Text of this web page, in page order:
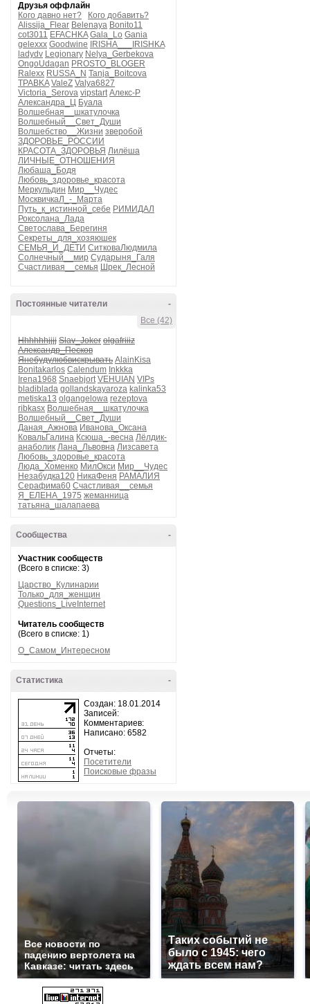
Друзья оффлайн
Кого давно нет?
Кого добавить?
Alissija_Flear Belenaya Bonito11
cot3011 EFACHKA Gala_Lo Gania
gelexxx Goodwine
IRISHA___IRISHKA
ladydv Legionary Nelya_Gerbekova
OngoUdagan PROSTO_BLOGER
Ralexx RUSSA_N Tanja_Boitcova
TPABKA ValeZ Valya6827
Victoria_Serova vipstart Алекс-Р
Александра_Ц Буала
Волшебная__шкатулочка
Волшебный__Свет_Души
Волшебство__Жизни зверобой
ЗДОРОВЬЕ_РОССИИ
КРАСОТА_ЗДОРОВЬЯ Лилёша
ЛИЧНЫЕ_ОТНОШЕНИЯ
Любаша_Бодя
Любовь_здоровье_красота
Меркульдин Мир__Чудес
МосквичкаЛ_-_Марта
Путь_к_истинной_себе РИМИДАЛ
Роксолана_Лада
Светослава_Берегиня
Секреты_для_хозяюшек
СЕМЬЯ_И_ДЕТИ СитковаЛюдмила
Солнечный__мир Сударыня_Галя
Счастливая__семья Шрек_Лесной
-
Постоянные читатели
Все (42)
Hhhhhhjjjj Slav_Joker olgafriiiz
Александр_Песков
Янебудулюбвискрывать AlainKisa
Bonitakarlos Calendum Inkkka
Irena1968 Snaebjort VEHUIAN VIPs
bladiblada gollandskayaroza kalinka53
metiska13 olgangelowa rezeptova
ribkasx Волшебная__шкатулочка
Волшебный__Свет_Души
Даная_Ажнова Иванова_Оксана
КовальГалина Ксюша_-весна Лёлдик-
анаболик Лана_Львовна Лизсавета
Любовь_здоровье_красота
Люда_Хоменко МилОкси Мир__Чудес
Незабудка120 НикаФеня РАМАЛИЯ
Серафима60 Счастливая__семья
Я_ЕЛЕНА_1975 жеманница
татьяна_шалапаева
-
Сообщества
Участник сообществ
(Всего в списке: 3)
Царство_Кулинарии
Только_для_женщин
Questions_LiveInternet
Читатель сообществ
(Всего в списке: 1)
О_Самом_Интересном
-
Статистика
Создан: 18.01.2014
Записей:
Комментариев:
Написано: 6582
Отчеты:
Посетители
Поисковые фразы
Все новости по
падению вертолета на
Кавказе: читать здесь
Таких событий не
было с 1945: чего
ждать всем нам?